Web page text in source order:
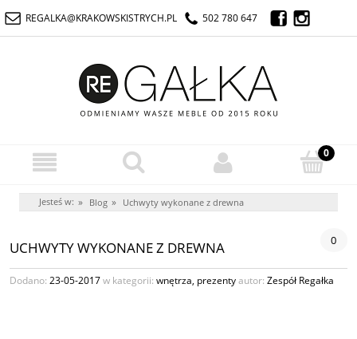
REGALKA@KRAKOWSKISTRYCH.PL 502 780 647
Jesteś w: » Blog » Uchwyty wykonane z drewna
UCHWYTY WYKONANE Z DREWNA 0
Dodano: 23-05-2017w kategorii: wnętrza, prezentyautor: Zespół Regałka